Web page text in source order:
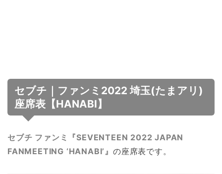
セブチ｜ファンミ2022 埼玉(たまアリ)
座席表【HANABI】
セブチ ファンミ『SEVENTEEN 2022 JAPAN
FANMEETING ‘HANABI’』の座席表です。